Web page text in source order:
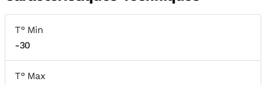
T° Min
-30
T° Max